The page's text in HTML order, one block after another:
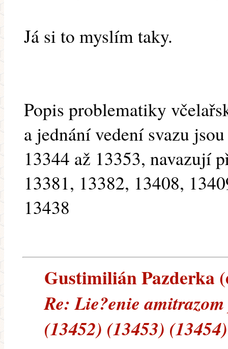
Já si to myslím taky.
Popis problematiky
a jednání vedení svazu
13344 až 13353, navazují
13381, 13382, 13408,
13438
Gustimilián Pazderka
Re: Lie?enie
(13452) (13453)